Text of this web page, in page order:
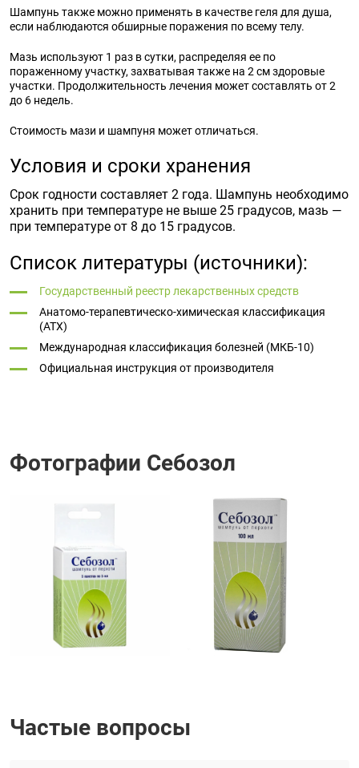
Шампунь также можно применять в качестве геля для душа,
если наблюдаются обширные поражения по всему телу.
Мазь используют 1 раз в сутки, распределяя ее по
пораженному участку, захватывая также на 2 см здоровые
участки. Продолжительность лечения может составлять от 2
до 6 недель.
Стоимость мази и шампуня может отличаться.
Условия и сроки хранения
Срок годности составляет 2 года. Шампунь необходимо
хранить при температуре не выше 25 градусов, мазь —
при температуре от 8 до 15 градусов.
Список литературы (источники):
Государственный реестр лекарственных средств
Анатомо-терапевтическо-химическая классификация
(ATX)
Международная классификация болезней (МКБ-10)
Официальная инструкция от производителя
Фотографии Себозол
Частые вопросы